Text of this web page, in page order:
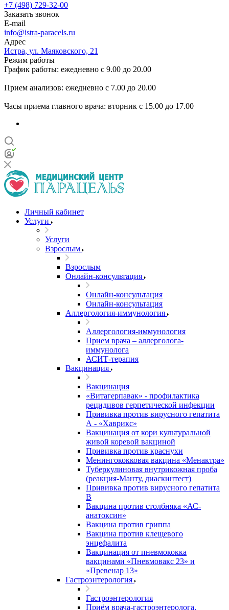
+7 (498) 729-32-00
Заказать звонок
E-mail
info@istra-paracels.ru
Адрес
Истра, ул. Маяковского, 21
Режим работы
График работы: ежедневно с 9.00 до 20.00
Прием анализов: ежедневно с 7.00 до 20.00
Часы приема главного врача: вторник с 15.00 до 17.00
Личный кабинет
Услуги
Услуги
Взрослым
Взрослым
Онлайн-консультация
Онлайн-консультация
Онлайн-консультация
Аллергология-иммунология
Аллергология-иммунология
Прием врача – аллерголога-
иммунолога
АСИТ-терапия
Вакцинация
Вакцинация
«Витагерпавак» - профилактика
рецидивов герпетической инфекции
Прививка против вирусного гепатита
А - «Хаврикс»
Вакцинация от кори культуральной
живой коревой вакциной
Прививка против краснухи
Менингококковая вакцина «Менактра»
Туберкулиновая внутрикожная проба
(реакция-Манту, диаскинтест)
Прививка против вирусного гепатита
В
Вакцина против столбняка «АС-
анатоксин»
Вакцина против гриппа
Вакцина против клещевого
энцефалита
Вакцинация от пневмококка
вакцинами «Пневмовакс 23» и
«Превенар 13»
Гастроэнтерология
Гастроэнтерология
Приём врача-гастроэнтеролога,